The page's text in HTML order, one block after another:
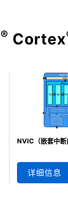
® Cortex
NVIC（嵌套中断
详细信息